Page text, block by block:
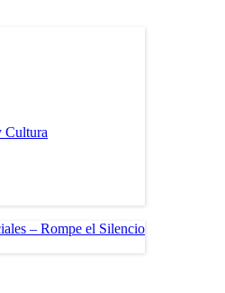
Cultura
– Rompe el Silencio